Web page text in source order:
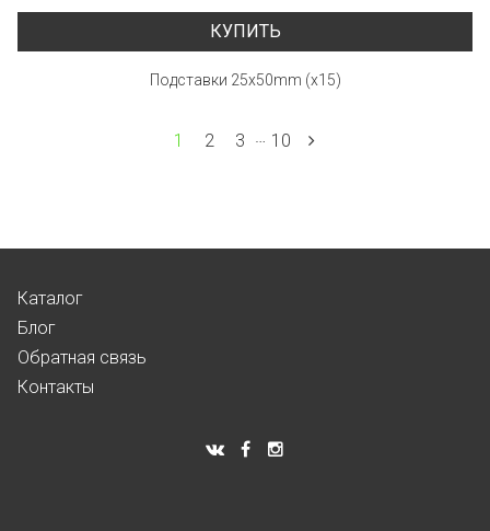
КУПИТЬ
Подставки 25x50mm (x15)
1 2 3 10
Каталог
Блог
Обратная связь
Контакты